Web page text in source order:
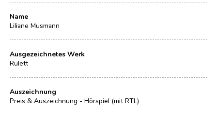
Name
Liliane Musmann
Ausgezeichnetes Werk
Rulett
Auszeichnung
Preis & Auszeichnung - Hörspiel (mit RTL)